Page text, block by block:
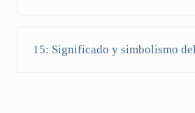
15: Significado y simbolismo